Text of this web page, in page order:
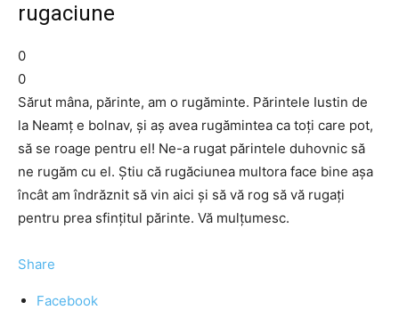
rugaciune
0
0
Sărut mâna, părinte, am o rugăminte. Părintele Iustin de
la Neamţ e bolnav, şi aş avea rugămintea ca toţi care pot,
să se roage pentru el! Ne-a rugat părintele duhovnic să
ne rugăm cu el. Ştiu că rugăciunea multora face bine aşa
încât am îndrăznit să vin aici şi să vă rog să vă rugaţi
pentru prea sfinţitul părinte. Vă mulţumesc.
Share
Facebook